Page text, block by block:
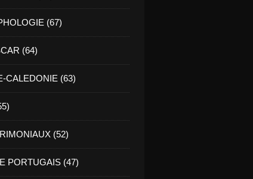
(67)
(64)
CALEDONIE (63)
(52)
PORTUGAIS (47)